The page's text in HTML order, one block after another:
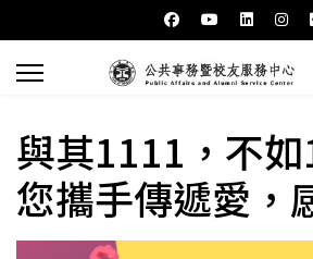
與其1111，不
您攜手傳遞愛，